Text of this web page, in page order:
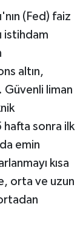
(Fed) faiz
istihdam
altın,
Güvenli liman
sonra ilk
emin
kısa
orta ve uzun